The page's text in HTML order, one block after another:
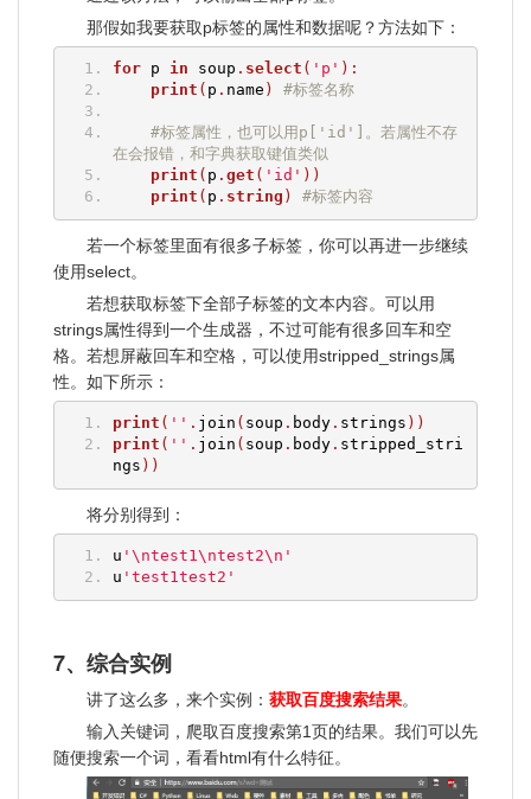
那假如我要获取p标签的属性和数据呢？方法如下：
for p in soup . select ( 'p' ):
print ( p . name ) #标签名称
#标签属性，也可以用p['id']。若属性不存
在会报错，和字典获取键值类似
print ( p . get ( 'id' ))
print ( p . string ) #标签内容
若一个标签里面有很多子标签，你可以再进一步继续
使用select。
若想获取标签下全部子标签的文本内容。可以用
strings属性得到一个生成器，不过可能有很多回车和空
格。若想屏蔽回车和空格，可以使用stripped_strings属
性。如下所示：
print ( '' . join ( soup . body. strings ))
print ( '' . join ( soup . body. stripped_stri
ngs ))
将分别得到：
u '\ntest1\ntest2\n'
u 'test1test2'
7、综合实例
讲了这么多，来个实例： 获取百度搜索结果。
输入关键词，爬取百度搜索第1页的结果。我们可以先
随便搜索一个词，看看html有什么特征。